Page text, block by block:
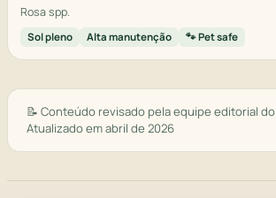
Rosa spp.
Sol pleno Alta manutenção 🐾 Pet safe
📝 Conteúdo revisado pela equipe editorial do
Atualizado em abril de 2026